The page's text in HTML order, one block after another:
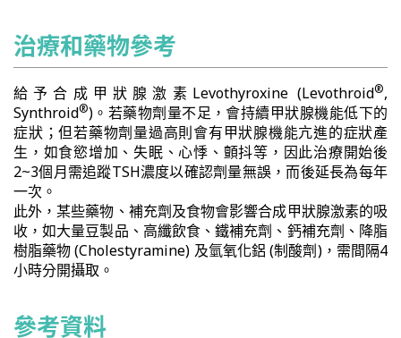
治療和藥物參考
給予合成甲狀腺激素Levothyroxine (Levothroid®,
Synthroid®)。若藥物劑量不足，會持續甲狀腺機能低下的
症狀；但若藥物劑量過高則會有甲狀腺機能亢進的症狀產
生，如食慾增加、失眠、心悸、顫抖等，因此治療開始後
2~3個月需追蹤TSH濃度以確認劑量無誤，而後延長為每年
一次。
此外，某些藥物、補充劑及食物會影響合成甲狀腺激素的吸
收，如大量豆製品、高纖飲食、鐵補充劑、鈣補充劑、降脂
樹脂藥物 (Cholestyramine) 及氫氧化鋁 (制酸劑)，需間隔4
小時分開攝取。
參考資料